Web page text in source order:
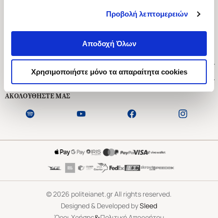
Προβολή λεπτομερειών
Αποδοχή Όλων
Χρησιμοποιήστε μόνο τα απαραίτητα cookies
Ασκληπιού 1-3, Αθήνα 106 79
Δευτέρα - Παρασκευή 09:00-21:00
Εξυπηρέτηση Πελατών
ΑΚΟΛΟΥΘΗΣΤΕ ΜΑΣ
©2026 politeianet.gr All rights reserved.
Designed & Developed bySleed